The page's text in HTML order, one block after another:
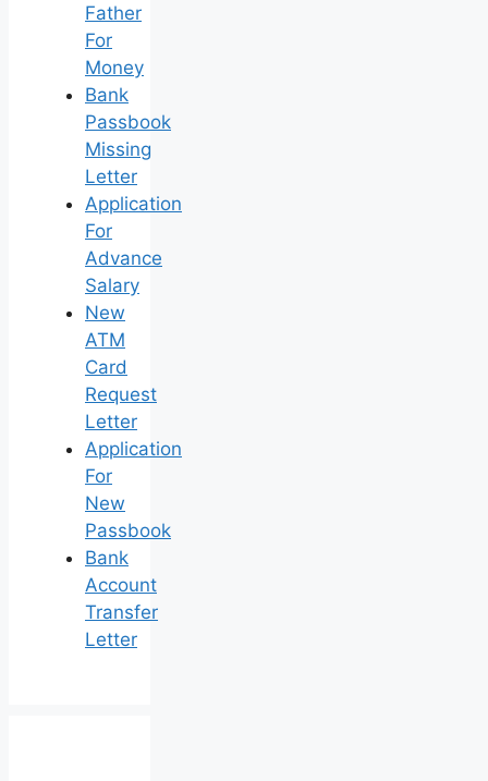
Father
For
Money
Bank
Passbook
Missing
Letter
Application
For
Advance
Salary
New
ATM
Card
Request
Letter
Application
For
New
Passbook
Bank
Account
Transfer
Letter